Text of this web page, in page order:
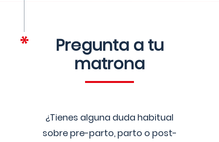
Pregunta a tu
matrona
¿Tienes alguna duda habitual
sobre pre-parto, parto o post-